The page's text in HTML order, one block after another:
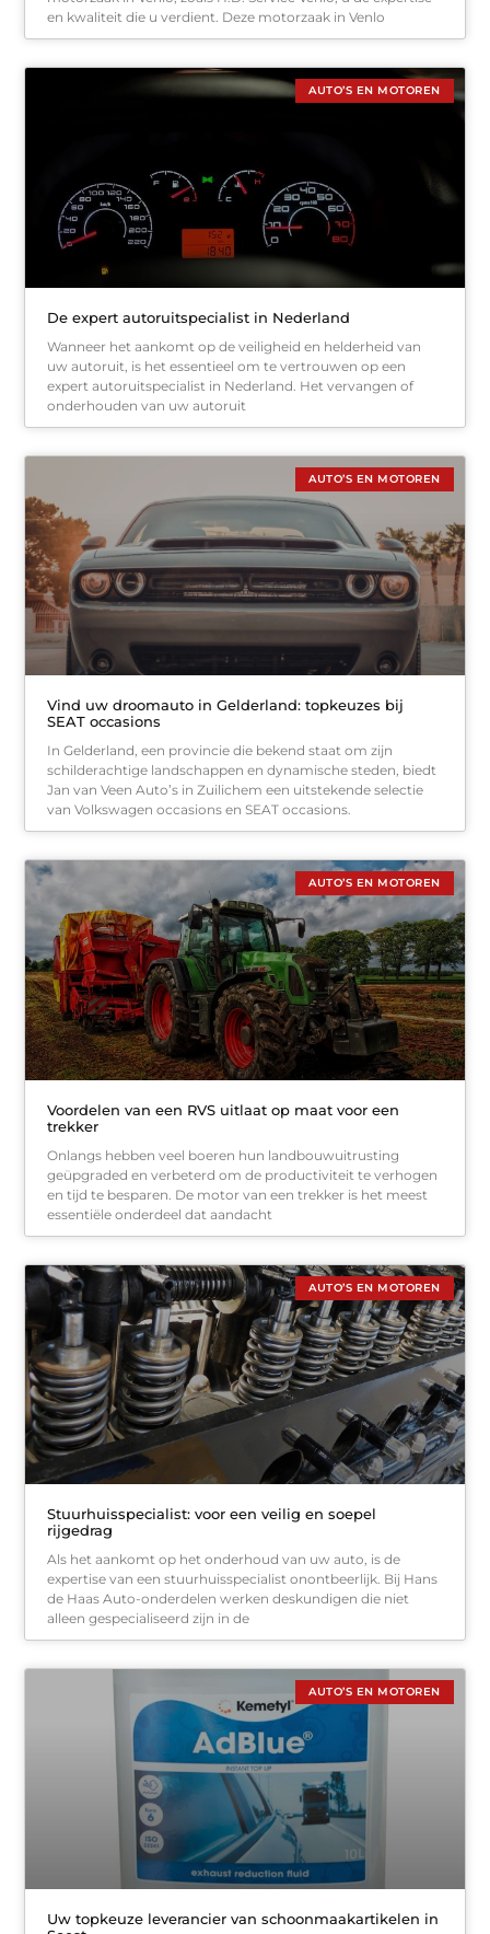
en kwaliteit die u verdient. Deze motorzaak in Venlo
AUTO’S EN MOTOREN
De expert autoruitspecialist in Nederland
Wanneer het aankomt op de veiligheid en helderheid van
uw autoruit, is het essentieel om te vertrouwen op een
expert autoruitspecialist in Nederland. Het vervangen of
onderhouden van uw autoruit
AUTO’S EN MOTOREN
Vind uw droomauto in Gelderland: topkeuzes bij
SEAT occasions
In Gelderland, een provincie die bekend staat om zijn
schilderachtige landschappen en dynamische steden, biedt
Jan van Veen Auto’s in Zuilichem een uitstekende selectie
van Volkswagen occasions en SEAT occasions.
AUTO’S EN MOTOREN
Voordelen van een RVS uitlaat op maat voor een
trekker
Onlangs hebben veel boeren hun landbouwuitrusting
geüpgraded en verbeterd om de productiviteit te verhogen
en tijd te besparen. De motor van een trekker is het meest
essentiële onderdeel dat aandacht
AUTO’S EN MOTOREN
Stuurhuisspecialist: voor een veilig en soepel
rijgedrag
Als het aankomt op het onderhoud van uw auto, is de
expertise van een stuurhuisspecialist onontbeerlijk. Bij Hans
de Haas Auto-onderdelen werken deskundigen die niet
alleen gespecialiseerd zijn in de
AUTO’S EN MOTOREN
Uw topkeuze leverancier van schoonmaakartikelen in